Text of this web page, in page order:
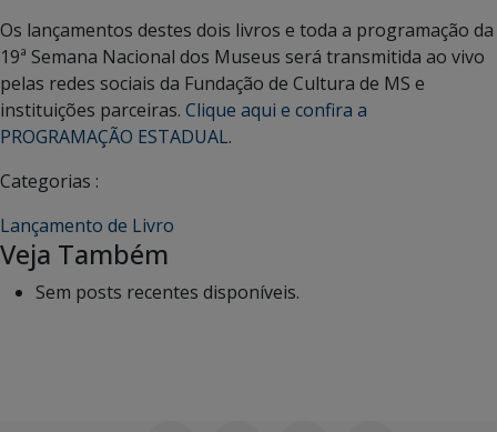
Os lançamentos destes dois livros e toda a programação da
19ª Semana Nacional dos Museus será transmitida ao vivo
pelas redes sociais da Fundação de Cultura de MS e
instituições parceiras. Clique aqui e confira a
PROGRAMAÇÃO ESTADUAL.
Categorias :
Lançamento de Livro
Veja Também
Sem posts recentes disponíveis.